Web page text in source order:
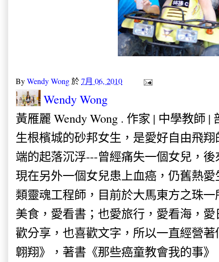
ByWendy Wong於7月 06, 2010
Wendy Wong
黃雁麗 Wendy Wong . 作家 | 中學教師 |
生根檳城的砂邦女生，是愛好自由飛
端的起落沉浮---曾經痛失一個女兒，
現在另外一個女兒患上血癌，仍舊熱
類靈魂工程師，目前於大馬東方之珠
美食，愛看書；也愛旅行，愛看海，
歡分享，也喜歡文字，所以一直經營
翺翔》，著書《那些癌童教會我的事